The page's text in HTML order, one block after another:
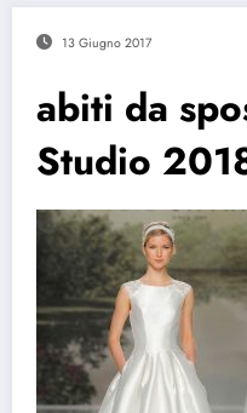
13 Giugno 2017
abiti da
Studio